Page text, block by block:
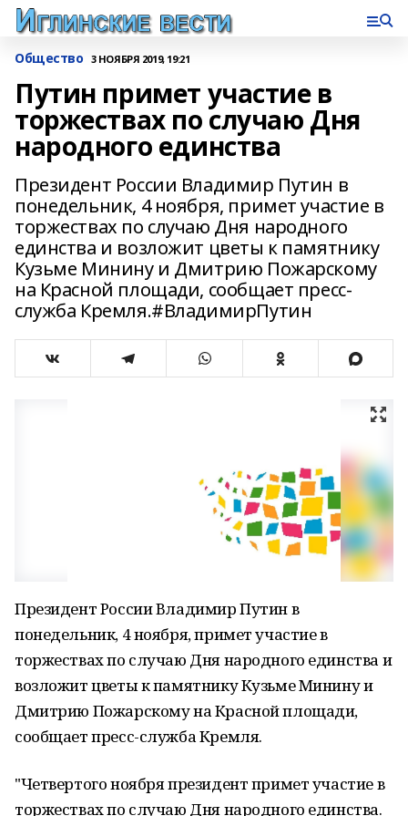
Общество 3 НОЯБРЯ 2019, 19:21
Путин примет участие в
торжествах по случаю Дня
народного единства
Президент России Владимир Путин в
понедельник, 4 ноября, примет участие в
торжествах по случаю Дня народного
единства и возложит цветы к памятнику
Кузьме Минину и Дмитрию Пожарскому
на Красной площади, сообщает пресс-
служба Кремля.#ВладимирПутин
Президент России Владимир Путин в
понедельник, 4 ноября, примет участие в
торжествах по случаю Дня народного единства и
возложит цветы к памятнику Кузьме Минину и
Дмитрию Пожарскому на Красной площади,
сообщает пресс-служба Кремля.
"Четвертого ноября президент примет участие в
торжествах по случаю Дня народного единства.